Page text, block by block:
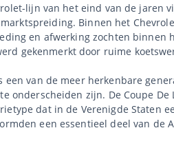
lijn van het eind van de
Binnen het
en afwerking zochten binnen
gekenmerkt door ruime
van de meer herkenbare
onderscheiden zijn. De Coupe
dat in de Verenigde Staten
een essentieel deel van